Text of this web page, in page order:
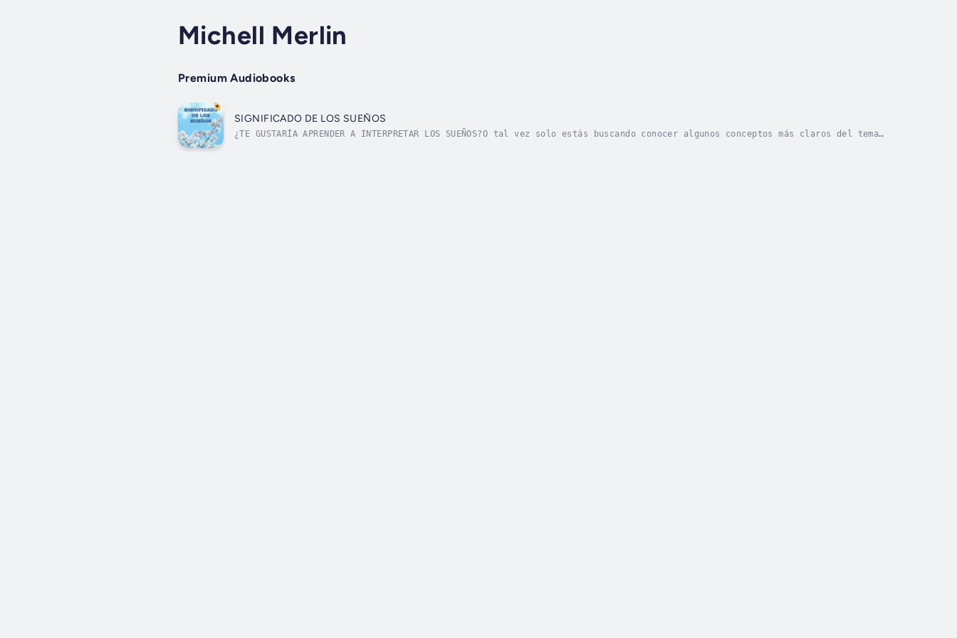
Michell Merlin
Premium Audiobooks
SIGNIFICADO DE LOS SUEÑOS
¿TE GUSTARÍA APRENDER A INTERPRETAR LOS SUEÑOS?O tal vez solo estás buscando conocer algunos conceptos más claros del tema